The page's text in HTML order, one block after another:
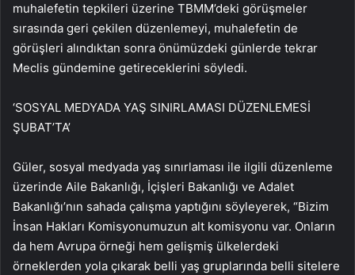
muhalefetin tepkileri üzerine TBMM’deki görüşmeler
sırasında geri çekilen düzenlemeyi, muhalefetin de
görüşleri alındıktan sonra önümüzdeki günlerde tekrar
Meclis gündemine getireceklerini söyledi.
‘SOSYAL MEDYADA YAŞ SINIRLAMASI DÜZENLEMESİ
ŞUBAT’TA’
Güler, sosyal medyada yaş sınırlaması ile ilgili düzenleme
üzerinde Aile Bakanlığı, İçişleri Bakanlığı ve Adalet
Bakanlığı’nın sahada çalışma yaptığını söyleyerek, “Bizim
İnsan Hakları Komisyonumuzun alt komisyonu var. Onların
da hem Avrupa örneği hem gelişmiş ülkelerdeki
örneklerden yola çıkarak belli yaş gruplarında belli sitelere